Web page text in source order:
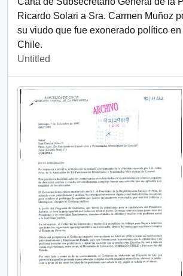
Ricardo Solari a Sra. Carmen Muñoz
su viudo que fue exonerado político
Chile.
Untitled